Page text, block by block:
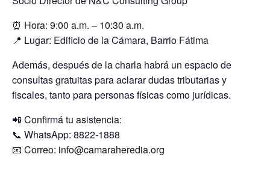
⏰ Hora: 9:00 a.m. – 10:30 a.m.
📍 Lugar: Edificio de la Cámara, Barrio Fátima
Además, después de la charla habrá un espacio de
consultas gratuitas para aclarar dudas tributarias y
fiscales, tanto para personas físicas como jurídicas.
📲 Confirmá tu asistencia:
📞 WhatsApp: 8822-1888
📧 Correo: info@camaraheredia.org